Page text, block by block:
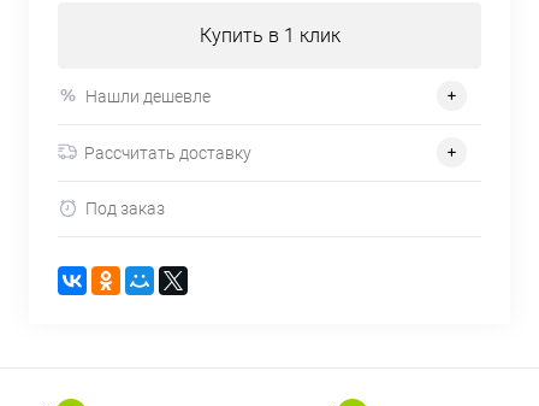
Купить в 1 клик
Нашли дешевле
Рассчитать доставку
Под заказ